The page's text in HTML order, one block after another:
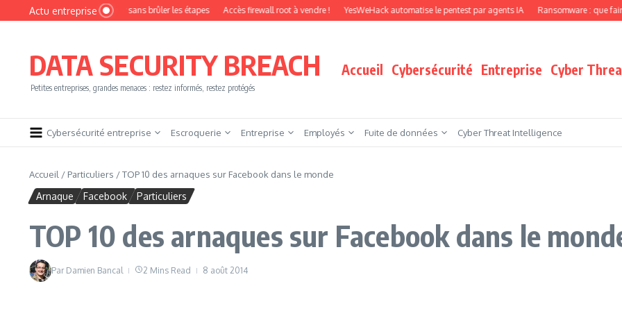
Aller au contenu
Actu entreprise
devenir pentester sans brûler les étapes Accès firewall root à vendre ! YesWeHack automatise le pentest par agents IA Ransomware : que faire
DATA SECURITY BREACH
Petites entreprises, grandes menaces : restez informés, restez protégés
Accueil Cybersécurité Entreprise Cyber
Cybersécurité entreprise Escroquerie Entreprise Employés Fuite de données Cyber Threat Intelligence
Accueil / Particuliers /TOP 10 des arnaques sur Facebook dans le monde
Arnaque Facebook Particuliers
TOP 10 des arnaques sur Facebook dans le
Par Damien Bancal 2 Mins Read 8 août 2014